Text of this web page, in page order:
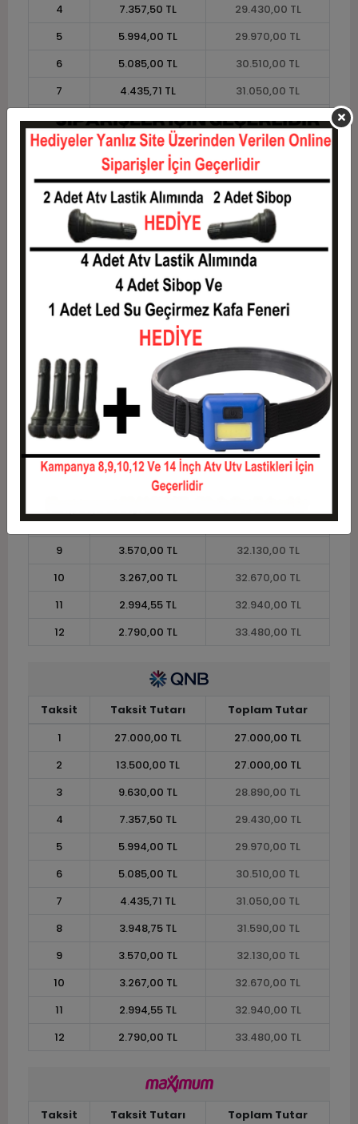
4
7.357,50 TL
29.430,00 TL
5
5.994,00 TL
29.970,00 TL
6
5.085,00 TL
30.510,00 TL
7
4.435,71 TL
31.050,00 TL
8
3.948,75 TL
31.590,00 TL
9
3.570,00 TL
32.130,00 TL
3.267,00 TL
32.670,00 TL
11
2.994,55 TL
32.940,00 TL
2.790,00 TL 33.480,00 TL
Taksit Taksit Tutarı
Toplam Tutar
27.000,00 TL
2
13.500,00 TL
27.000,00 TL
3
9.630,00 TL
4
7.357,50 TL
29.430,00 TL
5
29.970,00 TL
6
5.085,00 TL
30.510,00 TL
4.435,71 TL
8
3.948,75 TL
31.590,00 TL
9
3.570,00 TL
32.130,00 TL
10
3.267,00 TL
32.670,00 TL
11
2.994,55 TL
32.940,00 TL
12
2.790,00 TL 33.480,00 TL
Taksit Taksit Tutarı
Toplam Tutar
1
27.000,00 TL
27.000,00 TL
2
13.500,00 TL
27.000,00 TL
3
9.630,00 TL
28.890,00 TL
4
7.357,50 TL
29.430,00 TL
5
5.994,00 TL
29.970,00 TL
6
5.085,00 TL
30.510,00 TL
7
4.435,71 TL
31.050,00 TL
8
3.948,75 TL
31.590,00 TL
9
3.570,00 TL
32.130,00 TL
10
3.267,00 TL
32.670,00 TL
11
2.994,55 TL
32.940,00 TL
12
2.790,00 TL 33.480,00 TL
Taksit Taksit Tutarı Toplam Tutar